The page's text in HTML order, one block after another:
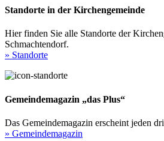
Standorte in der Kirchengemeinde
Hier finden Sie alle Standorte der
Schmachtendorf.
» Standorte
Gemeindemagazin „das Plus“
Das Gemeindemagazin erscheint jeden
» Gemeindemagazin